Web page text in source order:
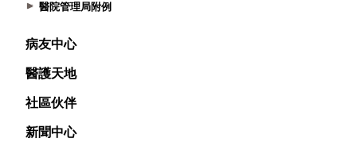
醫院管理局附例
病友中心
醫護天地
社區伙伴
新聞中心